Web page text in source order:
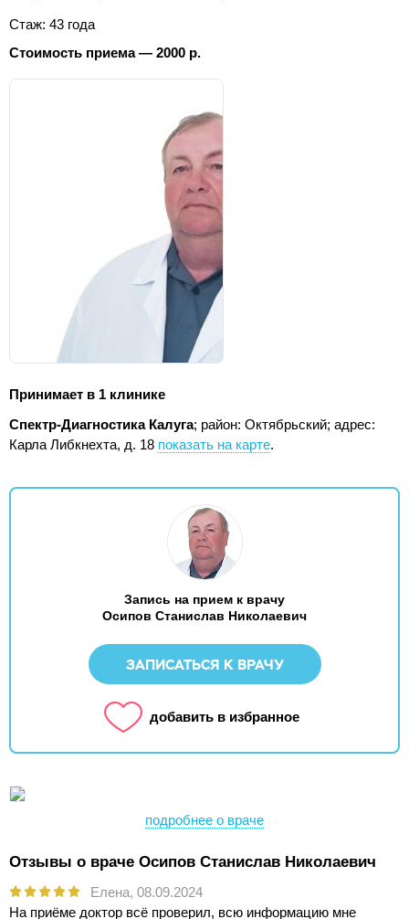
Стаж: 43 года
Стоимость приема — 2000 р.
Принимает в 1 клинике
Спектр-Диагностика Калуга; район: Октябрьский; адрес:
Карла Либкнехта, д. 18 показать на карте.
Запись на прием к врачу
Осипов Станислав Николаевич
ЗАПИСАТЬСЯ К ВРАЧУ
добавить в избранное
подробнее о враче
Отзывы о враче Осипов Станислав Николаевич
Елена, 08.09.2024
На приёме доктор всё проверил, всю информацию мне